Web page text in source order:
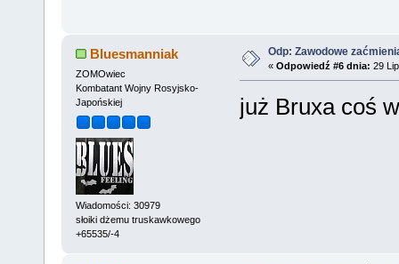
Bluesmanniak
ZOMOwiec
Kombatant Wojny Rosyjsko-
Japońskiej
Wiadomości: 30979
słoiki dżemu truskawkowego
+65535/-4
Odp: Zawodowe
« Odpowiedź #6 dnia: 29
już Bruxa coś